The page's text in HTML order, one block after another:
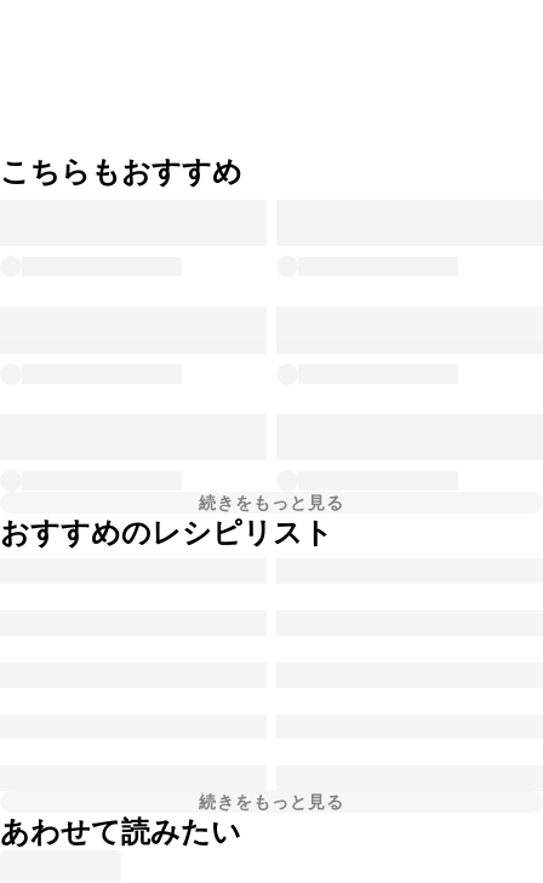
こちらもおすすめ
続きをもっと見る
おすすめのレシピリスト
続きをもっと見る
あわせて読みたい